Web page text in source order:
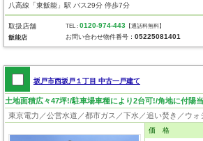
八高線「東飯能」駅 バス29分 停歩7分
取扱店舗
飯能店
TEL :0120-974-443 【通話料無料】
お問い合わせ物件番号：05225081401
坂戸市西坂戸１丁目 中古一戸建て
価 格